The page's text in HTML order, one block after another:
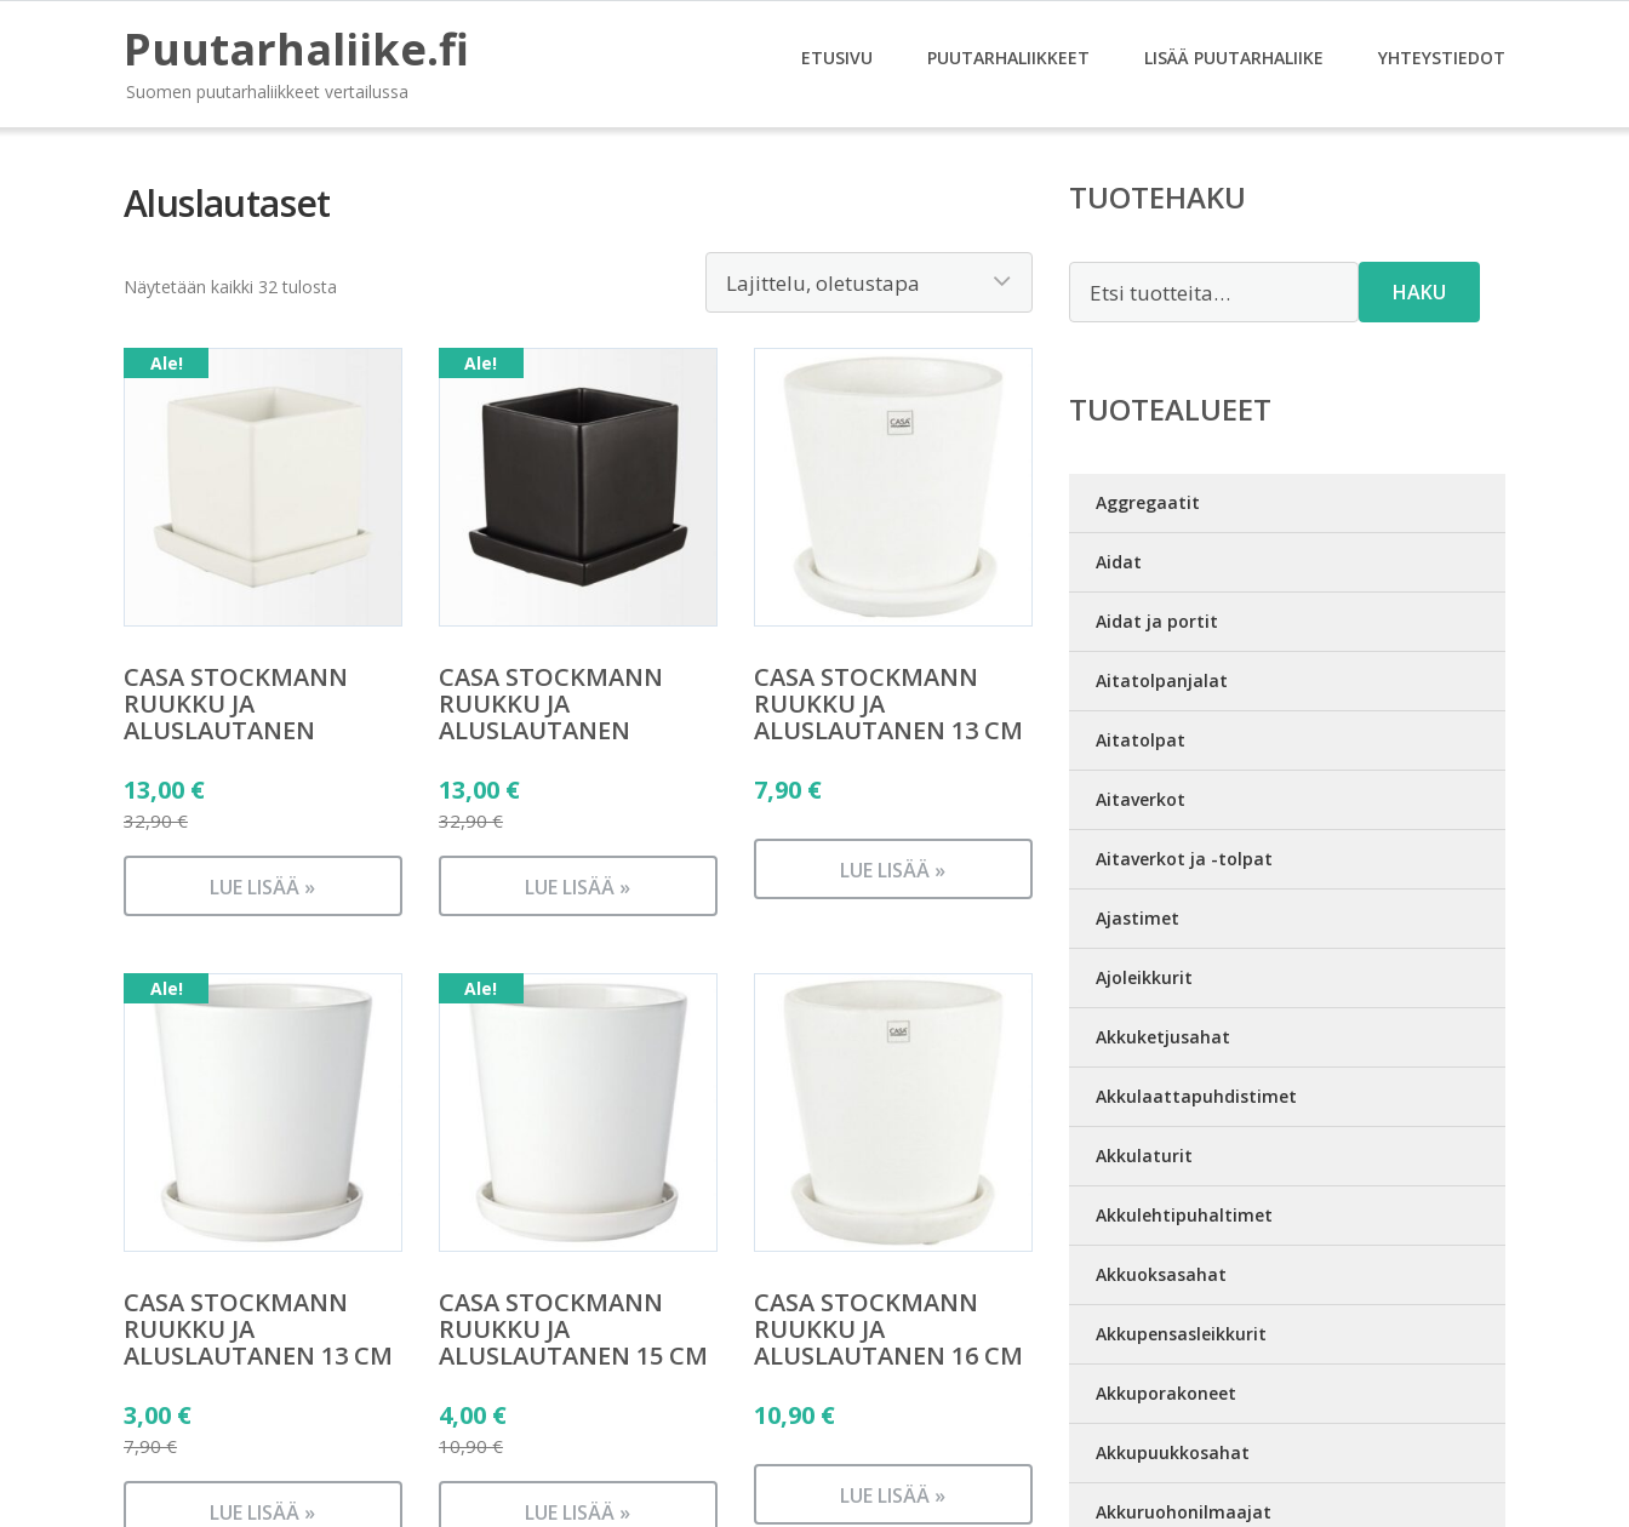
Puutarhaliike.fi
Suomen puutarhaliikkeet vertailussa
ETUSIVU PUUTARHALIIKKEET LISÄÄ PUUTARHALIIKE YHTEYSTIEDOT
Aluslautaset
Näytetään kaikki 32 tulosta
Ale!
CASA STOCKMANN
RUUKKU JA
ALUSLAUTANEN
32,90€
Alkuperäinen
hinta
oli:
13,00 €
Nykyinen
on:
LUE LISÄÄ »
Ale!
CASA STOCKMANN
RUUKKU JA
ALUSLAUTANEN
32,90€
Alkuperäinen
hinta
oli:
13,00 €
Nykyinen
on:
LUE LISÄÄ »
CASA STOCKMANN
RUUKKU JA
ALUSLAUTANEN 13 CM
7,90 €
LUE LISÄÄ »
Ale!
CASA STOCKMANN
RUUKKU JA
ALUSLAUTANEN 13 CM
7,90€
Alkuperäinen
hinta
oli:
3,00 €
Nykyinen
LUE LISÄÄ »
Ale!
CASA STOCKMANN
RUUKKU JA
ALUSLAUTANEN 15 CM
10,90€
Alkuperäinen
hinta
oli:
4,00 €
Nykyinen
LUE LISÄÄ »
CASA STOCKMANN
RUUKKU JA
ALUSLAUTANEN 16 CM
10,90 €
LUE LISÄÄ »
TUOTEHAKU
HAKU
TUOTEALUEET
Aggregaatit
Aidat
Aidat ja portit
Aitatolpanjalat
Aitatolpat
Aitaverkot
Aitaverkot ja -tolpat
Ajastimet
Ajoleikkurit
Akkuketjusahat
Akkulaattapuhdistimet
Akkulaturit
Akkulehtipuhaltimet
Akkuoksasahat
Akkupensasleikkurit
Akkuporakoneet
Akkupuukkosahat
Akkuruohonilmaajat